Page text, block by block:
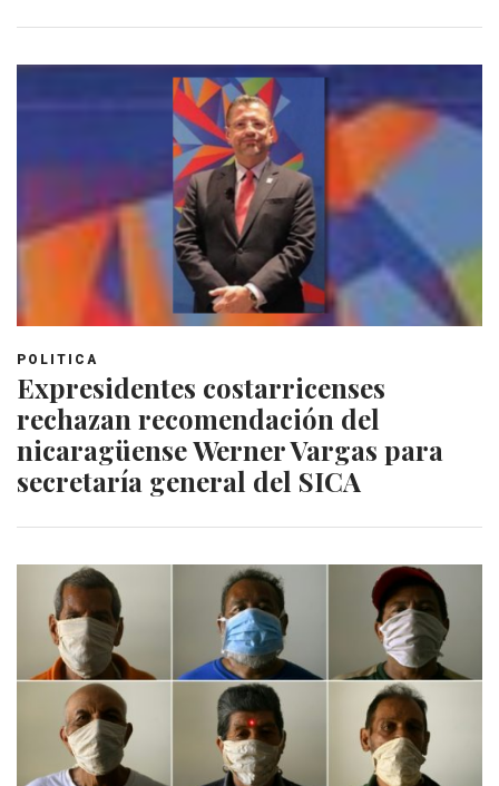
POLITICA
Expresidentes costarricenses
rechazan recomendación del
nicaragüense Werner Vargas para
secretaría general del SICA